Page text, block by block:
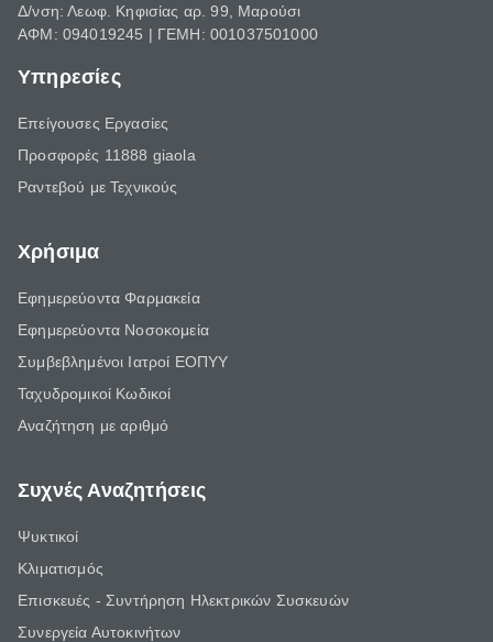
Δ/νση: Λεωφ. Κηφισίας αρ. 99, Μαρούσι
ΑΦΜ: 094019245 | ΓΕΜΗ: 001037501000
Υπηρεσίες
Επείγουσες Εργασίες
Προσφορές 11888 giaola
Ραντεβού με Τεχνικούς
Χρήσιμα
Εφημερεύοντα Φαρμακεία
Εφημερεύοντα Νοσοκομεία
Συμβεβλημένοι Ιατροί ΕΟΠΥΥ
Ταχυδρομικοί Κωδικοί
Αναζήτηση με αριθμό
Συχνές Αναζητήσεις
Ψυκτικοί
Κλιματισμός
Επισκευές - Συντήρηση Ηλεκτρικών Συσκευών
Συνεργεία Αυτοκινήτων